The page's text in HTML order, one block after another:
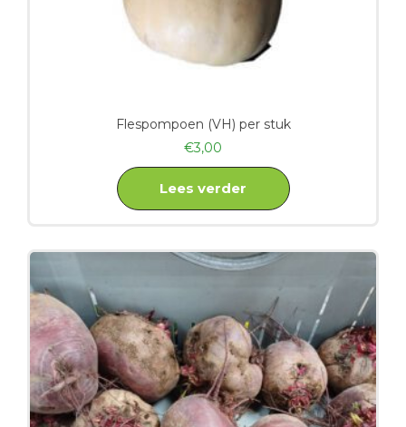
Flespompoen (VH) per stuk
€3,00
Lees verder